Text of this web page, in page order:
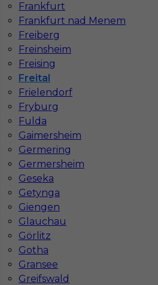
Frankfurt
Frankfurt nad Menem
Freiberg
Freinsheim
Freising
Freital
Frielendorf
Fryburg
Fulda
Gaimersheim
Germering
Germersheim
Geseka
Getynga
Giengen
Glauchau
Görlitz
Gotha
Gransee
Greifswald
Mapa ofert pracy
Mapa kategorii
Informacje w sprawie pracy
Telefon:793-577-977
Dane firmy
In-Serv Team Sp. z o.o.